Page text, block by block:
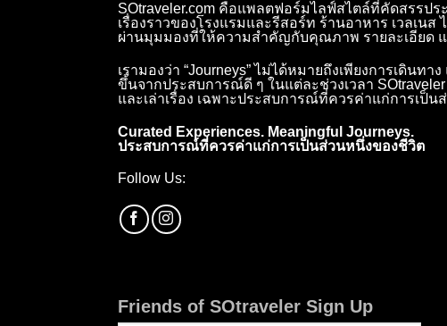
SOtraveler.com คือแพลตฟอร์มไลฟ์สไตล์ที่คัดสรรป
เรื่องราวของโรงแรมและรีสอร์ท ร้านอาหาร เวลเน
ผ่านมุมมองที่ให้ความสำคัญกับคุณภาพ รายละเอียด
เรามองว่า “Journeys” ไม่ได้หมายถึงเพียงการเดินท
ขึ้นจากประสบการณ์ดี ๆ ในแต่ละช่วงเวลา
และเล่าเรื่อง เฉพาะประสบการณ์ที่ควรค่าแก่การเป็
Curated Experiences. Meaningful Journeys.
ประสบการณ์ที่ควรค่าแก่การเป็นส่วนหนึ่งของชีวิต
Follow Us:
Friends of SOtraveler Sign Up